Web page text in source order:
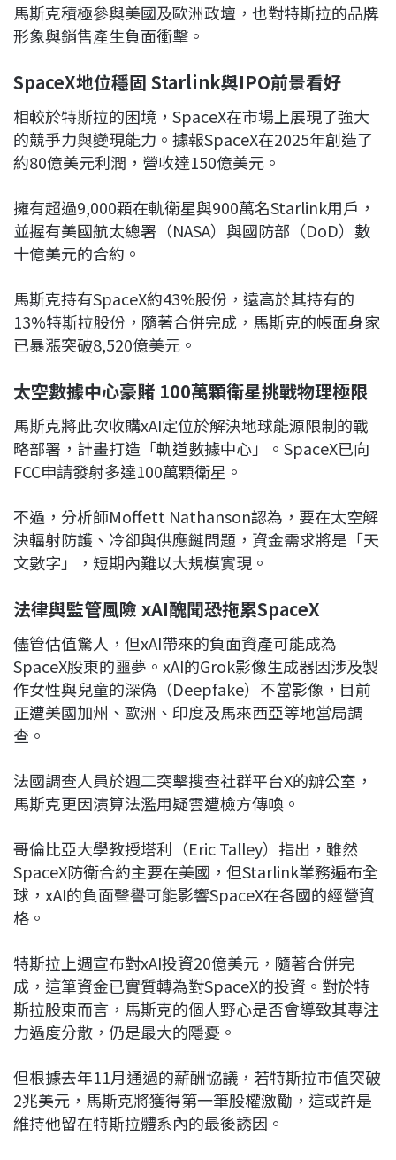
馬斯克積極參與美國及歐洲政壇，也對特斯拉的品牌
形象與銷售產生負面衝擊。
SpaceX地位穩固 Starlink與IPO前景看好
相較於特斯拉的困境，SpaceX在市場上展現了強大
的競爭力與變現能力。據報SpaceX在2025年創造了
約80億美元利潤，營收達150億美元。
擁有超過9,000顆在軌衛星與900萬名Starlink用戶，
並握有美國航太總署（NASA）與國防部（DoD）數
十億美元的合約。
馬斯克持有SpaceX約43%股份，遠高於其持有的
13%特斯拉股份，隨著合併完成，馬斯克的帳面身家
已暴漲突破8,520億美元。
太空數據中心豪賭 100萬顆衛星挑戰物理極限
馬斯克將此次收購xAI定位於解決地球能源限制的戰
略部署，計畫打造「軌道數據中心」。SpaceX已向
FCC申請發射多達100萬顆衛星。
不過，分析師Moffett Nathanson認為，要在太空解
決輻射防護、冷卻與供應鏈問題，資金需求將是「天
文數字」，短期內難以大規模實現。
法律與監管風險 xAI醜聞恐拖累SpaceX
儘管估值驚人，但xAI帶來的負面資產可能成為
SpaceX股東的噩夢。xAI的Grok影像生成器因涉及製
作女性與兒童的深偽（Deepfake）不當影像，目前
正遭美國加州、歐洲、印度及馬來西亞等地當局調
查。
法國調查人員於週二突擊搜查社群平台X的辦公室，
馬斯克更因演算法濫用疑雲遭檢方傳喚。
哥倫比亞大學教授塔利（Eric Talley）指出，雖然
SpaceX防衛合約主要在美國，但Starlink業務遍布全
球，xAI的負面聲譽可能影響SpaceX在各國的經營資
格。
特斯拉上週宣布對xAI投資20億美元，隨著合併完
成，這筆資金已實質轉為對SpaceX的投資。對於特
斯拉股東而言，馬斯克的個人野心是否會導致其專注
力過度分散，仍是最大的隱憂。
但根據去年11月通過的薪酬協議，若特斯拉市值突破
2兆美元，馬斯克將獲得第一筆股權激勵，這或許是
維持他留在特斯拉體系內的最後誘因。